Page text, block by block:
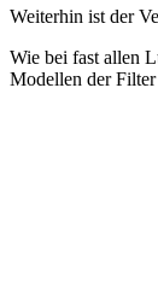
Weiterhin ist der
Wie bei fast allen
Modellen der Filter